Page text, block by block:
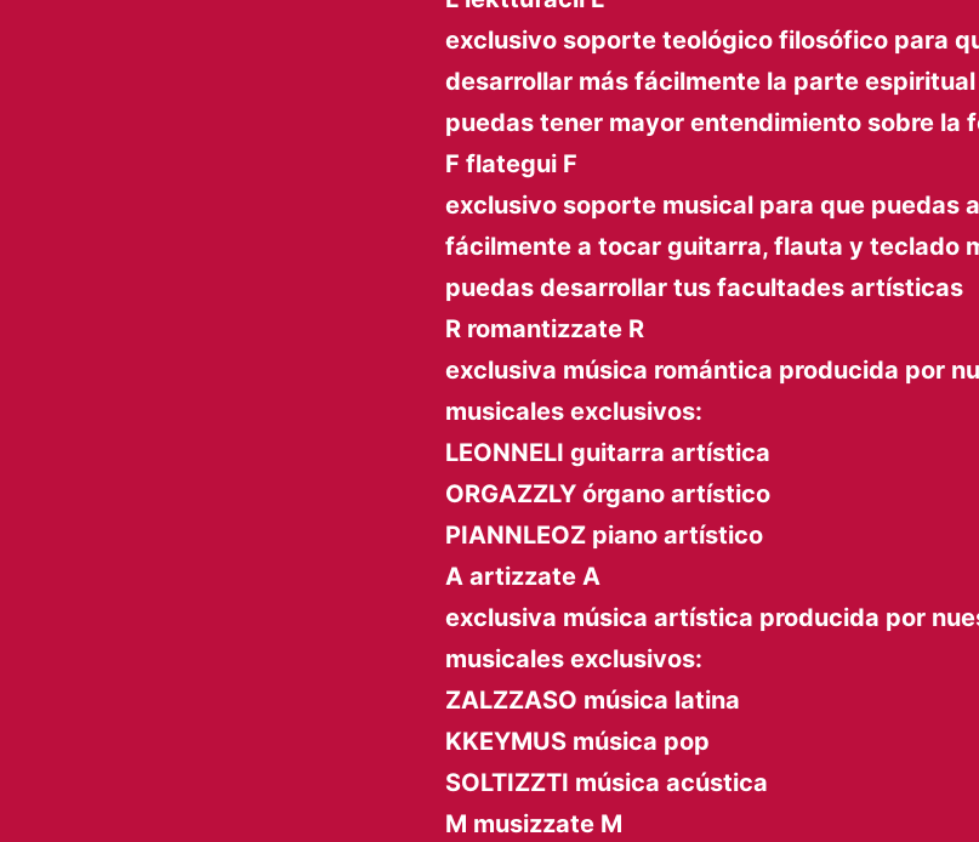
exclusivo soporte teológico filosófico para
desarrollar más fácilmente la parte espiritual
puedas tener mayor entendimiento sobre la
F flategui F
exclusivo soporte musical para que puedas
fácilmente a tocar guitarra, flauta y teclado
puedas desarrollar tus facultades artísticas
R romantizzate R
exclusiva música romántica producida por
musicales exclusivos:
LEONNELI guitarra artística
ORGAZZLY órgano artístico
PIANNLEOZ piano artístico
A artizzate A
exclusiva música artística producida por
musicales exclusivos:
ZALZZASO música latina
KKEYMUS música pop
SOLTIZZTI música acústica
M musizzate M